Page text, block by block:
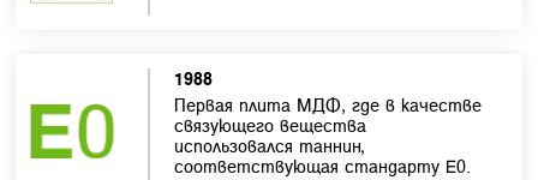
1988
Первая плита МДФ, где в качестве
связующего вещества
использовался таннин,
соответствующая стандарту E0.